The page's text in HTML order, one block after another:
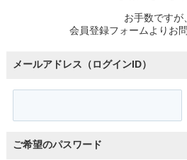
お手数ですが、
会員登録フォームよりお
メールアドレス（ログインID）
ご希望のパスワード